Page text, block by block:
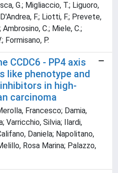
G.; Migliaccio, T.; Liguoro,
D'Andrea, F.; Liotti, F.; Prevete,
Ambrosino, C.; Miele, C.;
Formisano, P.
CCDC6 - PP4 axis
like phenotype and
in high-
carcinoma
Francesco; Damia,
Varricchio, Silvia; Ilardi,
Daniela; Napolitano,
Rosa Marina; Palazzo,